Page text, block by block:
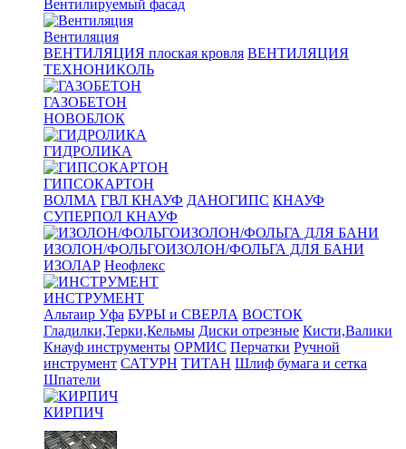
Вентилируемый фасад
Вентиляция
ВЕНТИЛЯЦИЯ плоская кровля ВЕНТИЛЯЦИЯ
ТЕХНОНИКОЛЬ
ГАЗОБЕТОН
НОВОБЛОК
ГИДРОЛИКА
ГИПСОКАРТОН
ВОЛМА ГВЛ КНАУФ ДАНОГИПС КНАУФ
СУПЕРПОЛ КНАУФ
ИЗОЛОН/ФОЛЬГОИЗОЛОН/ФОЛЬГА ДЛЯ БАНИ
ИЗОЛАР Неофлекс
ИНСТРУМЕНТ
Альтаир Уфа БУРЫ и СВЕРЛА ВОСТОК
Гладилки,Терки,Кельмы Диски отрезные Кисти,Валики
Кнауф инструменты ОРМИС Перчатки Ручной
инструмент САТУРН ТИТАН Шлиф бумага и сетка
Шпатели
КИРПИЧ